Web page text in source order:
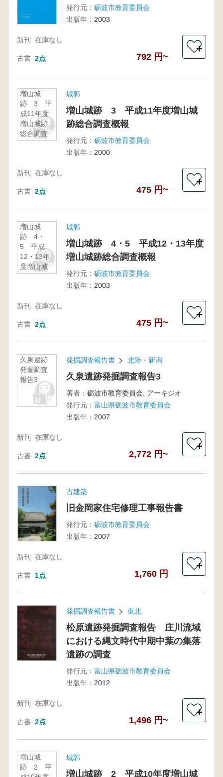
発行元： 砺波市教育委員会
出版年： 2003
新刊 在庫なし
古書 2点 792 円~
＋
増山城
跡 3 平
成11年度
増山城跡
総合調査
概報
城郭
増山城跡 3 平成11年度増山城
跡総合調査概報
発行元： 砺波市教育委員会
出版年： 2000
新刊 在庫なし
古書 2点 475 円~
＋
増山城
跡 4・
5 平成
12・13年
度増山城
跡総合調
城郭
増山城跡 4・5 平成12・13年度
増山城跡総合調査概報
発行元： 砺波市教育委員会
出版年： 2003
新刊 在庫なし
古書 2点 475 円~
＋
久泉遺跡
発掘調査
報告3
発掘調査報告書 北陸・新潟
久泉遺跡発掘調査報告3
著者： 砺波市教育委員会, アーキジオ
発行元： 富山県砺波市教育委員会
出版年： 2007
新刊 在庫なし
古書 2点 2,772 円~
＋
古建築
旧金岡家住宅修理工事報告書
発行元： 砺波市教育委員会
出版年： 2007
新刊 在庫なし
古書 1点 1,760 円
＋
発掘調査報告書 東北
松原遺跡発掘調査報告 庄川流域
における縄文時代中期中葉の集落
遺跡の調査
発行元： 富山県砺波市教育委員会
出版年： 2012
新刊 在庫なし
古書 2点 1,496 円~
＋
増山城
跡 2 平
城郭
増山城跡 2 平成10年度増山城